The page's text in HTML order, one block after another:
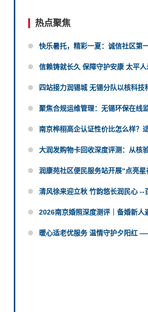
热点聚焦
快乐暑托，精彩一夏：诚信社区第
信赖铸就长久 保障守护安康 太平
四站接力润锡城 无锡分队以核科技
聚焦合规运维管理：无锡环保在线
南京桦栩高企认证性价比怎么样？
大润发购物卡回收深度评测：从核
润康苑社区便民服务站开展“点亮
清风徐来迎立秋 竹韵悠长润民心 --
2026南京婚照深度测评｜备婚新人
暖心适老优服务 温情守护夕阳红